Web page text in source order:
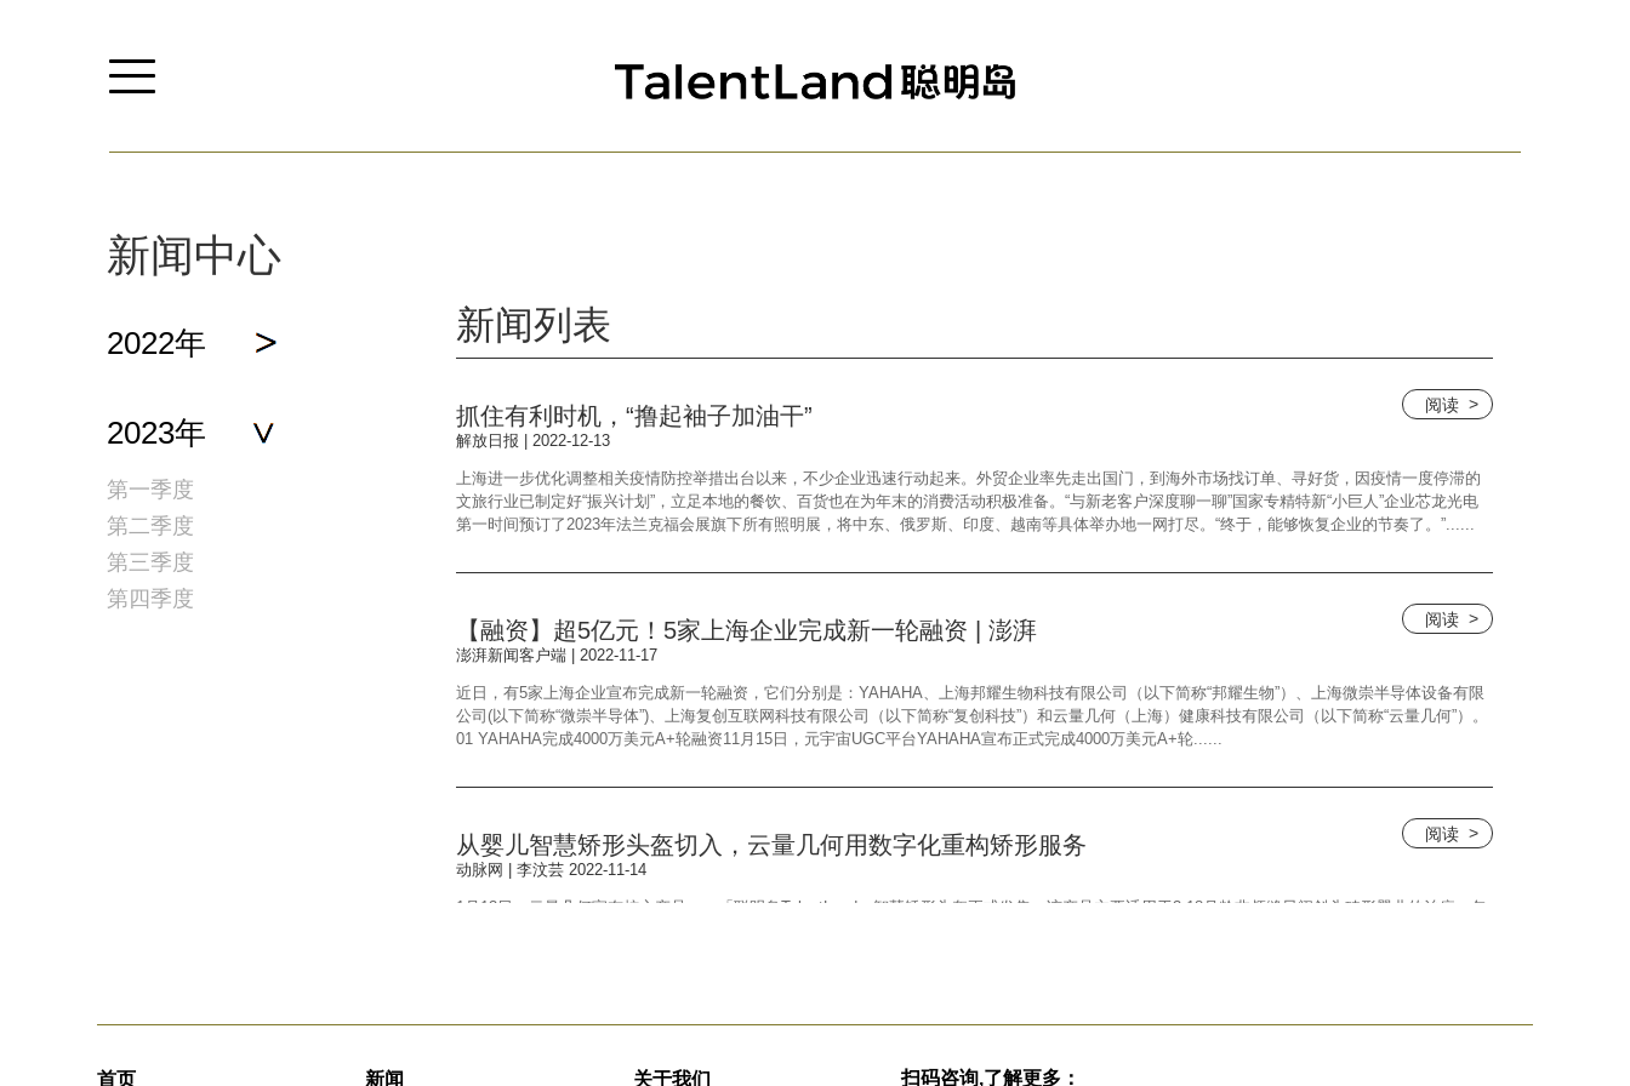
新闻中心
2022年
2023年
第一季度
第二季度
第三季度
第四季度
新闻列表
抓住有利时机，“撸起袖子加油干”
解放日报 | 2022-12-13
上海进一步优化调整相关疫情防控举措出台以来，不少企业迅速行动起来。外贸企业率先走出国门，到海外市场找订单、寻好货，因疫情一度停滞的
文旅行业已制定好“振兴计划”，立足本地的餐饮、百货也在为年末的消费活动积极准备。“与新老客户深度聊一聊”国家专精特新“小巨人”企业芯龙光电
第一时间预订了2023年法兰克福会展旗下所有照明展，将中东、俄罗斯、印度、越南等具体举办地一网打尽。“终于，能够恢复企业的节奏了。”......
阅读
【融资】超5亿元！5家上海企业完成新一轮融资 | 澎湃
澎湃新闻客户端 | 2022-11-17
近日，有5家上海企业宣布完成新一轮融资，它们分别是：YAHAHA、上海邦耀生物科技有限公司（以下简称“邦耀生物”）、上海微崇半导体设备有限
公司(以下简称“微崇半导体”)、上海复创互联网科技有限公司（以下简称“复创科技”）和云量几何（上海）健康科技有限公司（以下简称“云量几何”）。
01 YAHAHA完成4000万美元A+轮融资11月15日，元宇宙UGC平台YAHAHA宣布正式完成4000万美元A+轮......
阅读
从婴儿智慧矫形头盔切入，云量几何用数字化重构矫形服务
动脉网 | 李汶芸 2022-11-14
1月13日，云量几何宣布核心产品——「聪明岛TalentLand」智慧矫形头盔正式发售。该产品主要适用于3-18月龄非颅缝早闭斜头畸形婴儿的治疗，包
阅读
首页 新闻 关于我们 扫码咨询,了解更多：